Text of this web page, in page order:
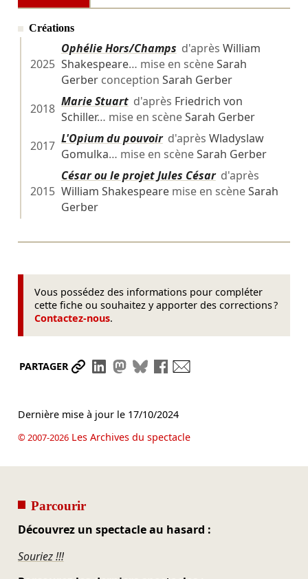
Créations
2025
Ophélie Hors/Champs d'après William
Shakespeare… mise en scèneSarah
Gerberconception Sarah Gerber
2018 Marie Stuartd'après Friedrich von
Schiller… mise en scèneSarah Gerber
2017 L'Opium du pouvoird'après Wladyslaw
Gomulka… mise en scèneSarah Gerber
2015
César ou le projet Jules Césard'après
William Shakespearemise en scèneSarah
Gerber
Vous possédez des informations pour compléter
cette fiche ou souhaitez y apporter des corrections ?
Contactez-nous.
PARTAGER Partager le lien
Partager sur LinkedIn
Partager sur Mastodon
Partager sur Bluesky
Partager sur Facebook
Dernière mise à jour le 17/10/2024
© 2007-2026Les Archives du spectacle
Parcourir
Découvrez un spectacle au hasard :
Souriez !!!